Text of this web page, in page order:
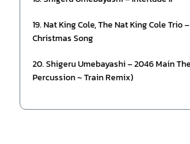
19. Nat King Cole, The Nat King Cole Trio
Christmas Song
20. Shigeru Umebayashi – 2046 Main
Percussion ~ Train Remix)